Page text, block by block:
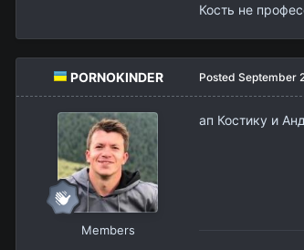
Кость не
PORNOKINDER
Members
Posted September
ап Костику и